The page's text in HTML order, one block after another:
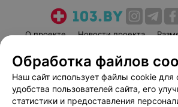
О проекте Новости проекта
Пользовательское соглашение
Вакансии
Партнеры
Написать руководителю
Обработка файлов
Наш сайт использует файлы cookie для
удобства пользователей сайта, его
статистики и предоставления